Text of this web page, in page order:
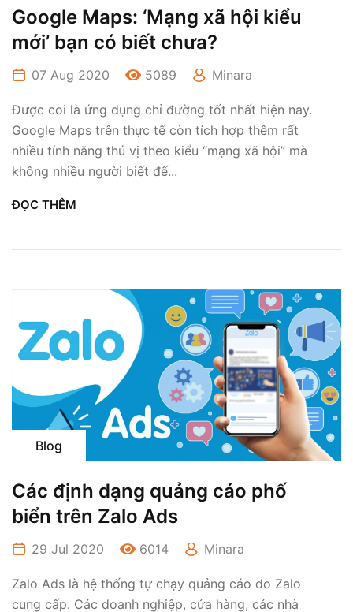
Google Maps: ‘Mạng xã hội kiểu
mới’ bạn có biết chưa?
07 Aug 2020 5089 Minara
Được coi là ứng dụng chỉ đường tốt nhất hiện nay.
Google Maps trên thực tế còn tích hợp thêm rất
nhiều tính năng thú vị theo kiểu “mạng xã hội” mà
không nhiều người biết đế...
ĐỌC THÊM
Blog
Các định dạng quảng cáo phố
biển trên Zalo Ads
29 Jul 2020 6014 Minara
Zalo Ads là hệ thống tự chạy quảng cáo do Zalo
cung cấp. Các doanh nghiệp, cửa hàng, các nhà